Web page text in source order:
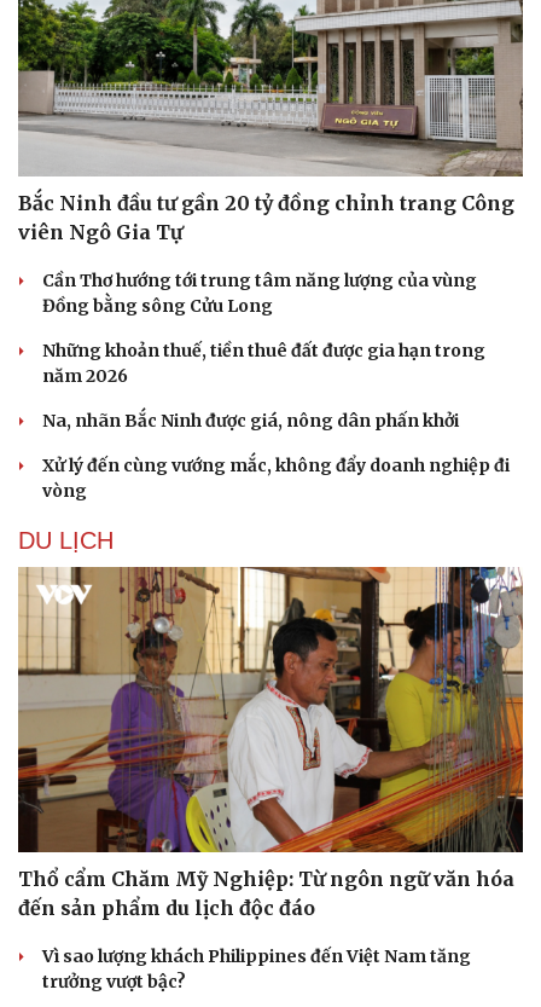
Du lịch
Tư vấn
Săn Tour
check-in
Podcast
Câu chuyện thời sự
Đọc truyện đêm khuya
Bắc Ninh đầu tư gần 20 tỷ đồng chỉnh trang Công
viên Ngô Gia Tự
Cần Thơ hướng tới trung tâm năng lượng của vùng
Đồng bằng sông Cửu Long
Những khoản thuế, tiền thuê đất được gia hạn trong
năm 2026
Na, nhãn Bắc Ninh được giá, nông dân phấn khởi
Xử lý đến cùng vướng mắc, không đẩy doanh nghiệp đi
vòng
DU LỊCH
Thổ cẩm Chăm Mỹ Nghiệp: Từ ngôn ngữ văn hóa
đến sản phẩm du lịch độc đáo
Vì sao lượng khách Philippines đến Việt Nam tăng
trưởng vượt bậc?